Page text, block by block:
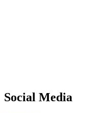
Social Media